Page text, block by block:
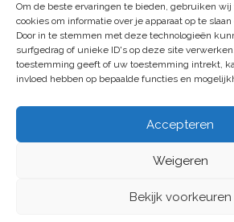
Om de beste ervaringen te bieden, gebruiken wij
cookies om informatie over je apparaat op te
Door in te stemmen met deze technologieën
surfgedrag of unieke ID's op deze site
toestemming geeft of uw toestemming intrekt,
invloed hebben op bepaalde functies en
Accepteren
Weigeren
Bekijk voorkeuren
© Van Weelde Vastgoed -